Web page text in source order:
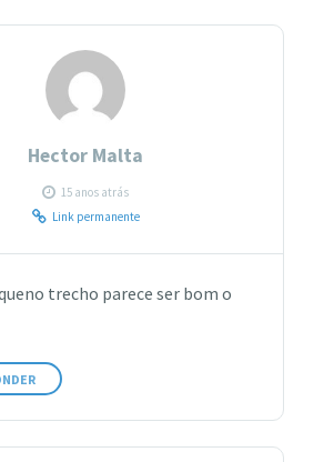
Hector Malta
15 anos atrás
Link permanente
trecho parece ser bom o